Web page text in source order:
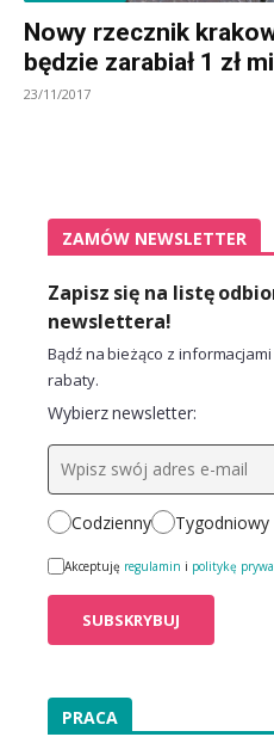
Nowy rzecznik
będzie zarabiał 1 zł
23/11/2017
ZAMÓW NEWSLETTER
Zapisz się na listę
newslettera!
Bądź na bieżąco z
rabaty.
Wybierz newsletter:
Codzienny Tygodniowy
Akceptuję regulamin i politykę
PRACA